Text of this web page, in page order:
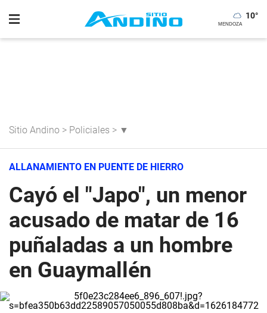
10°
Sitio Andino > Policiales > ▼
ALLANAMIENTO EN PUENTE DE HIERRO
Cayó el "Japo", un menor
acusado de matar de 16
puñaladas a un hombre
en Guaymallén